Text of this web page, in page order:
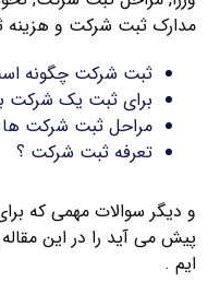
مدارک ثبت شرکت و
ثبت شرکت چگونه
برای ثبت یک شرکت
مراحل ثبت شرکت ها
تعرفه ثبت شرکت ؟
و دیگر سوالات مهمی که
پیش می آید را در این
ایم .